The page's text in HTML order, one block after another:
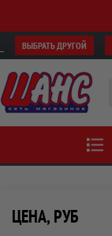
ВЫБРАТЬ ДРУГОЙ
ЦЕНА, РУБ